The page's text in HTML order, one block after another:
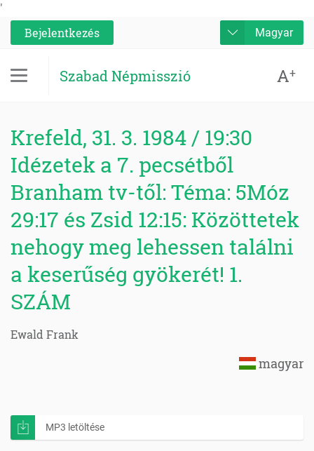
'
Bejelentkezés
Magyar
Szabad Népmisszió A+
Krefeld, 31. 3. 1984 / 19:30
Idézetek a 7. pecsétből
Branham tv-től: Téma: 5Móz
29:17 és Zsid 12:15: Közöttetek
nehogy meg lehessen találni
a keserűség gyökerét! 1.
SZÁM
Ewald Frank
magyar
MP3 letöltése